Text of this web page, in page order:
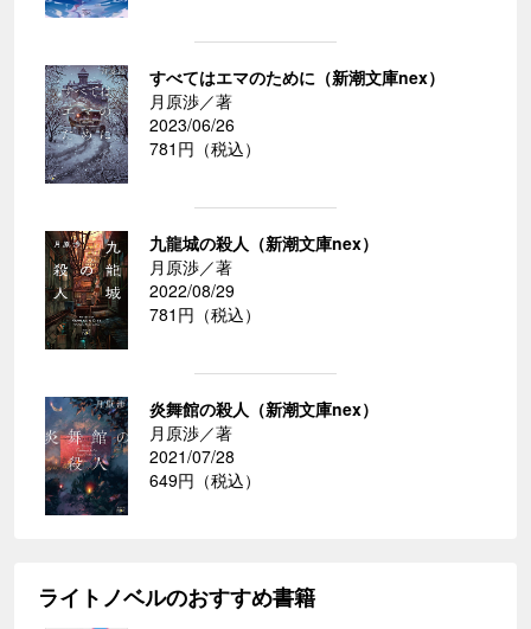
すべてはエマのために（新潮文庫nex）
月原渉／著
2023/06/26
781円（税込）
九龍城の殺人（新潮文庫nex）
月原渉／著
2022/08/29
781円（税込）
炎舞館の殺人（新潮文庫nex）
月原渉／著
2021/07/28
649円（税込）
ライトノベルのおすすめ書籍